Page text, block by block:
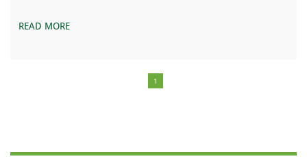
READ MORE
1